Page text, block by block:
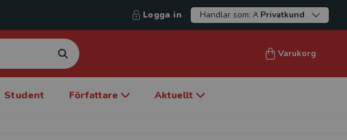
Logga in Handlar som: Privatkund
Varukorg
Student Författare Aktuellt